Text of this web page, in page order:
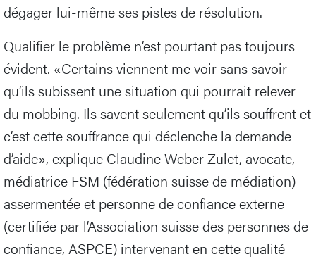
dégager lui-même ses pistes de résolution.
Qualifier le problème n’est pourtant pas toujours
évident. «Certains viennent me voir sans savoir
qu’ils subissent une situation qui pourrait relever
du mobbing. Ils savent seulement qu’ils souffrent et
c’est cette souffrance qui déclenche la demande
d’aide», explique Claudine Weber Zulet, avocate,
médiatrice FSM (fédération suisse de médiation)
assermentée et personne de confiance externe
(certifiée par l’Association suisse des personnes de
confiance, ASPCE) intervenant en cette qualité